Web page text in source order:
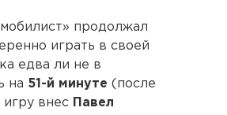
продолжал
играть в своей
едва ли не в
на 51-й минуте (после
внес Павел